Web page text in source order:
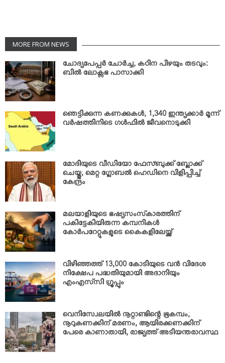
MORE FROM NEWS
ചോദ്യപേപ്പര്‍ ചോര്‍ച്ച; കഠിന പിഴയും തടവും:
ബില്‍ ലോക്സഭ പാസാക്കി
ഞെട്ടിക്കുന്ന കണക്കുകള്‍; 1,340 ഇന്ത്യക്കാര്‍ മൂന്ന്
വര്‍ഷത്തിനിടെ ഗള്‍ഫില്‍ ജീവനൊടുക്കി
മോദിയുടെ വീഡിയോ ഫേസ്ബുക്ക് ബ്ലോക്ക്
ചെയ്തു; മെറ്റ ഗ്ലോബല്‍ ഹെഡിനെ വിളിപ്പിച്ച്
കേന്ദ്രം
മലയാളിയുടെ ഭഷ്യസംസ്‌കാരത്തിന്
പകിട്ടേകിയിരുന്ന കമ്പനികള്‍
കോര്‍പറേറ്റുകളുടെ കൈകളിലേയ്ക്ക്
വിഴിഞ്ഞത്ത് 13,000 കോടിയുടെ വന്‍ വിദേശ
നിക്ഷേപ പദ്ധതിയുമായി അദാനിയും
എംഎസ്‌സി ഗ്രൂപ്പും
വെനിസ്വേലയില്‍ നൂറ്റാണ്ടിന്റെ ഭൂകമ്പം;
നൂറുകണക്കിന് മരണം, ആയിരക്കണക്കിന്
പേരെ കാണാതായി, രാജ്യത്ത് അടിയന്തരാവസ്ഥ